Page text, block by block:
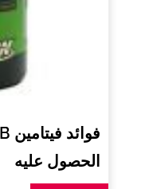
الحصول عليه